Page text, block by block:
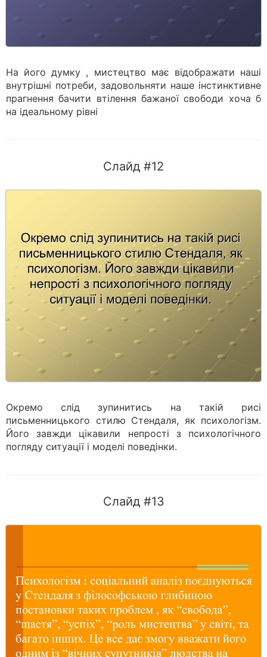
На його думку , мистецтво має відображати наші
внутрішні потреби, задовольняти наше інстинктивне
прагнення бачити втілення бажаної свободи хоча б
на ідеальному рівні
Слайд #12
Окремо слід зупинитись на такій рисі
письменницького стилю Стендаля, як психологізм.
Його завжди цікавили непрості з психологічного
погляду ситуації і моделі поведінки.
Слайд #13